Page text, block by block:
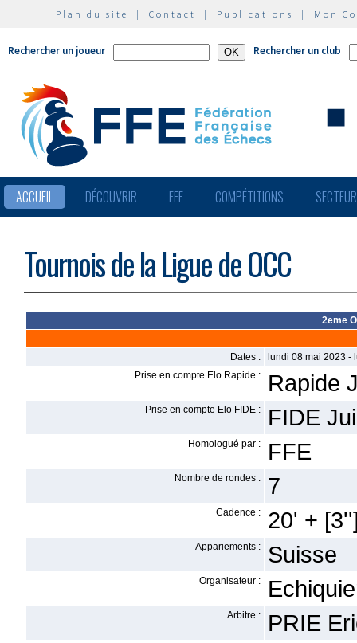
Plan du site | Contact | Publications | Mon
Rechercher un joueur Rechercher un club
ACCUEIL DÉCOUVRIR FFE COMPÉTITIONS
Tournois de la Ligue de OCC
2eme
Dates :
lundi 08 mai 2023 -
Prise en compte Elo Rapide :
Rapide
Prise en compte Elo FIDE : FIDE
Homologué par : FFE
Nombre de rondes : 7
Cadence : 20' +
Appariements : Suisse
Organisateur :
Arbitre : PRIE